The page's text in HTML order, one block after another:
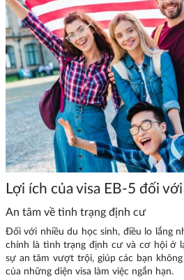
Lợi ích của visa EB-5 đối
An tâm về tình trạng định cư
Đối với nhiều du học sinh, điều lo lắng
chính là tình trạng định cư và cơ hội ở
sự an tâm vượt trội, giúp các bạn
của những diện visa làm việc ngắn hạn.